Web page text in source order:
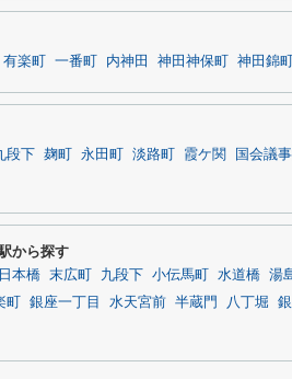
有楽町 一番町 内神田 神田神保町 神田錦町
段下 麹町 永田町 淡路町 霞ケ関 国会議
から探す
本橋 末広町 九段下 小伝馬町 水道橋 湯
銀座一丁目 水天宮前 半蔵門 八丁堀